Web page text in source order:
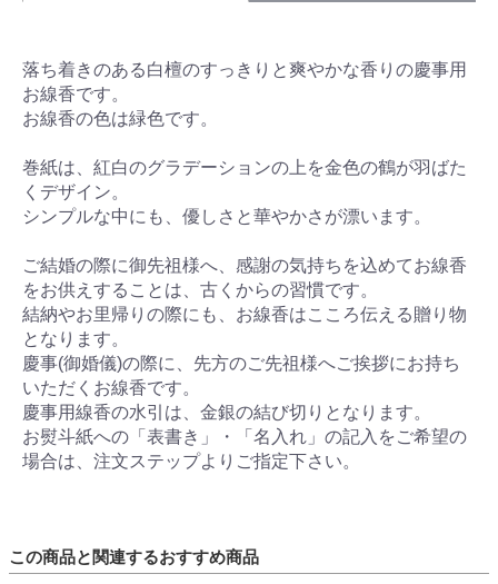
落ち着きのある白檀のすっきりと爽やかな香りの慶事用
お線香です。
お線香の色は緑色です。
巻紙は、紅白のグラデーションの上を金色の鶴が羽ばた
くデザイン。
シンプルな中にも、優しさと華やかさが漂います。
ご結婚の際に御先祖様へ、感謝の気持ちを込めてお線香
をお供えすることは、古くからの習慣です。
結納やお里帰りの際にも、お線香はこころ伝える贈り物
となります。
慶事(御婚儀)の際に、先方のご先祖様へご挨拶にお持ち
いただくお線香です。
慶事用線香の水引は、金銀の結び切りとなります。
お熨斗紙への「表書き」・「名入れ」の記入をご希望の
場合は、注文ステップよりご指定下さい。
この商品と関連するおすすめ商品